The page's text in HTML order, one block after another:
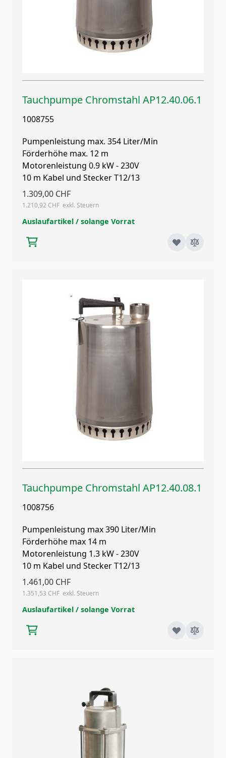
Tauchpumpe Chromstahl AP12.40.06.1
1008755
Pumpenleistung max. 354 Liter/Min
Förderhöhe max. 12 m
Motorenleistung 0.9 kW - 230V
10 m Kabel und Stecker T12/13
1.309,00 CHF
1.210,92 CHF
Auslaufartikel / solange Vorrat
Tauchpumpe Chromstahl AP12.40.08.1
1008756
Pumpenleistung max 390 Liter/Min
Förderhöhe max 14 m
Motorenleistung 1.3 kW - 230V
10 m Kabel und Stecker T12/13
1.461,00 CHF
1.351,53 CHF
Auslaufartikel / solange Vorrat